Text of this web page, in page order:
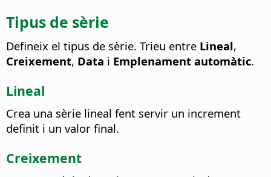
Tipus de sèrie
Defineix el tipus de sèrie. Trieu entre Lineal,
Creixement, Data i Emplenament automàtic.
Lineal
Crea una sèrie lineal fent servir un increment
definit i un valor final.
Creixement